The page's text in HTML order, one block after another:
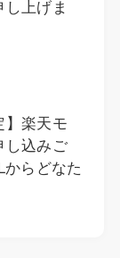
上げま
】楽天モ
し込みご
らどなた